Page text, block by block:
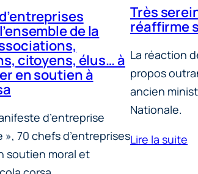
de la
citoyens, élus… à
en soutien à
d’entreprise
», 70 chefs d’entreprises
soutien moral et
Très
réaffirme
La réaction
propos
ancien
Nationale.
Lire la suite